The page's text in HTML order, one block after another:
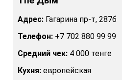
Адрес: Гагарина пр-т, 287б
Телефон: +7 702 880 99 99
Средний чек: 4 000 тенге
Кухня: европейская